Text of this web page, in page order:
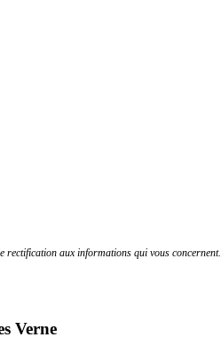
rectification aux informations qui vous concernent.
Verne